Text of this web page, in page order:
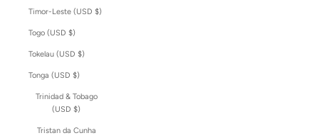
Timor-Leste (USD $)
Togo (USD $)
Tokelau (USD $)
Tonga (USD $)
Trinidad & Tobago
(USD $)
Tristan da Cunha